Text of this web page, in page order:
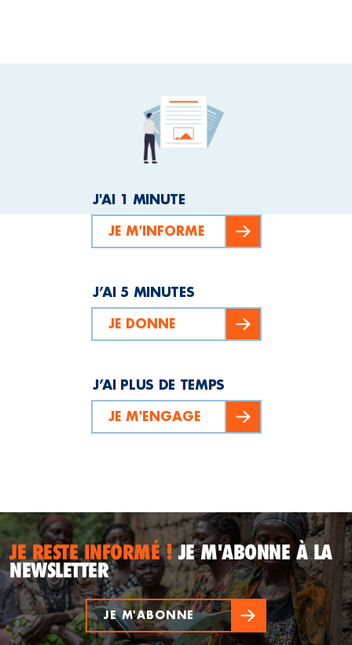
J'AI 1 MINUTE
JE M'INFORME
J’AI 5 MINUTES
JE DONNE
J’AI PLUS DE TEMPS
JE M'ENGAGE
JE RESTE INFORMÉ !JE M'ABONNE À LA
NEWSLETTER
JE M'ABONNE